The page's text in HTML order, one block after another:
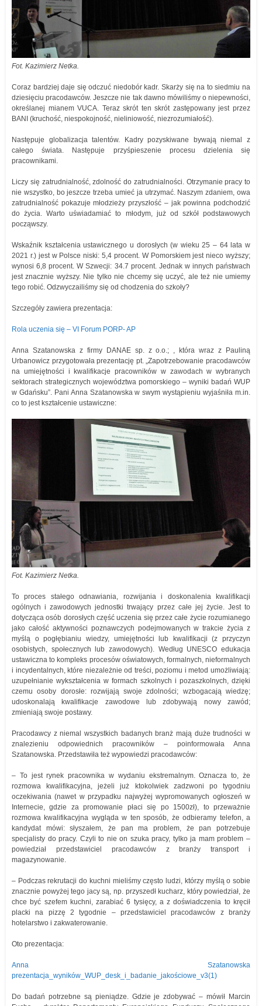
Fot. Kazimierz Netka.
Coraz bardziej daje się odczuć niedobór kadr. Skarży się na to siedmiu na
dziesięciu pracodawców. Jeszcze nie tak dawno mówiliśmy o niepewności,
określanej mianem VUCA. Teraz skrót ten skrót zastępowany jest przez
BANI (kruchość, niespokojność, nieliniowość, niezrozumiałość).
Następuje globalizacja talentów. Kadry pozyskiwane bywają niemal z
całego świata. Następuje przyśpieszenie procesu dzielenia się
pracownikami.
Liczy się zatrudnialność, zdolność do zatrudnialności. Otrzymanie pracy to
nie wszystko, bo jeszcze trzeba umieć ja utrzymać. Naszym zdaniem, owa
zatrudnialność pokazuje młodzieży przyszłość – jak powinna podchodzić
do życia. Warto uświadamiać to młodym, już od szkół podstawowych
począwszy.
Wskaźnik kształcenia ustawicznego u dorosłych (w wieku 25 – 64 lata w
2021 r.) jest w Polsce niski: 5,4 procent. W Pomorskiem jest nieco wyższy;
wynosi 6,8 procent. W Szwecji: 34.7 procent. Jednak w innych państwach
jest znacznie wyższy. Nie tylko nie chcemy się uczyć, ale też nie umiemy
tego robić. Odzwyczailiśmy się od chodzenia do szkoły?
Szczegóły zawiera prezentacja:
Rola uczenia się – VI Forum PORP- AP
Anna Szatanowska z firmy DANAE sp. z o.o.; , która wraz z Pauliną
Urbanowicz przygotowała prezentację pt. „Zapotrzebowanie pracodawców
na umiejętności i kwalifikacje pracowników w zawodach w wybranych
sektorach strategicznych województwa pomorskiego – wyniki badań WUP
w Gdańsku”. Pani Anna Szatanowska w swym wystąpieniu wyjaśniła m.in.
co to jest kształcenie ustawiczne:
Fot. Kazimierz Netka.
To proces stałego odnawiania, rozwijania i doskonalenia kwalifikacji
ogólnych i zawodowych jednostki trwający przez całe jej życie. Jest to
dotycząca osób dorosłych część uczenia się przez całe życie rozumianego
jako całość aktywności poznawczych podejmowanych w trakcie życia z
myślą o pogłębianiu wiedzy, umiejętności lub kwalifikacji (z przyczyn
osobistych, społecznych lub zawodowych). Według UNESCO edukacja
ustawiczna to kompleks procesów oświatowych, formalnych, nieformalnych
i incydentalnych, które niezależnie od treści, poziomu i metod umożliwiają:
uzupełnianie wykształcenia w formach szkolnych i pozaszkolnych, dzięki
czemu osoby dorosłe: rozwijają swoje zdolności; wzbogacają wiedzę;
udoskonalają kwalifikacje zawodowe lub zdobywają nowy zawód;
zmieniają swoje postawy.
Pracodawcy z niemal wszystkich badanych branż mają duże trudności w
znalezieniu odpowiednich pracowników – poinformowała Anna
Szatanowska. Przedstawiła też wypowiedzi pracodawców:
– To jest rynek pracownika w wydaniu ekstremalnym. Oznacza to, że
rozmowa kwalifikacyjna, jeżeli już ktokolwiek zadzwoni po tygodniu
oczekiwania (nawet w przypadku najwyżej wypromowanych ogłoszeń w
Internecie, gdzie za promowanie płaci się po 1500zł), to przeważnie
rozmowa kwalifikacyjna wygląda w ten sposób, że odbieramy telefon, a
kandydat mówi: słyszałem, że pan ma problem, że pan potrzebuje
specjalisty do pracy. Czyli to nie on szuka pracy, tylko ja mam problem –
powiedział przedstawiciel pracodawców z branży transport i
magazynowanie.
– Podczas rekrutacji do kuchni mieliśmy często ludzi, którzy myślą o sobie
znacznie powyżej tego jacy są, np. przyszedł kucharz, który powiedział, że
chce być szefem kuchni, zarabiać 6 tysięcy, a z doświadczenia to kręcił
placki na pizzę 2 tygodnie – przedstawiciel pracodawców z branży
hotelarstwo i zakwaterowanie.
Oto prezentacja:
Anna Szatanowska
prezentacja_wyników_WUP_desk_i_badanie_jakościowe_v3(1)
Do badań potrzebne są pieniądze. Gdzie je zdobywać – mówił Marcin